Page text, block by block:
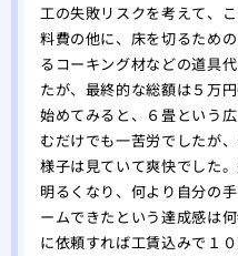
工の失敗リスクを考えて、
料費の他に、床を切るため
るコーキング材などの道具
たが、最終的な総額は５万
始めてみると、６畳という
むだけでも一苦労でしたが
様子は見ていて爽快でした
明るくなり、何より自分の
ームできたという達成感は
に依頼すれば工賃込みで１